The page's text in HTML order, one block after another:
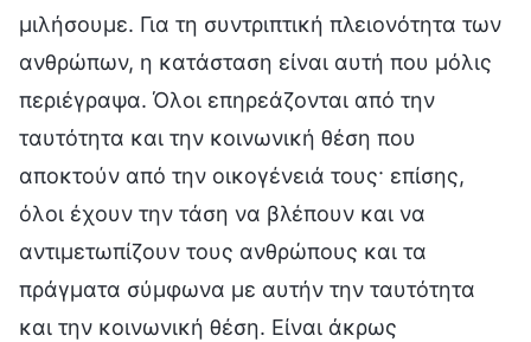
μιλήσουμε. Για τη συντριπτική πλειονότητα των
ανθρώπων, η κατάσταση είναι αυτή που μόλις
περιέγραψα. Όλοι επηρεάζονται από την
ταυτότητα και την κοινωνική θέση που
αποκτούν από την οικογένειά τους· επίσης,
όλοι έχουν την τάση να βλέπουν και να
αντιμετωπίζουν τους ανθρώπους και τα
πράγματα σύμφωνα με αυτήν την ταυτότητα
και την κοινωνική θέση. Είναι άκρως